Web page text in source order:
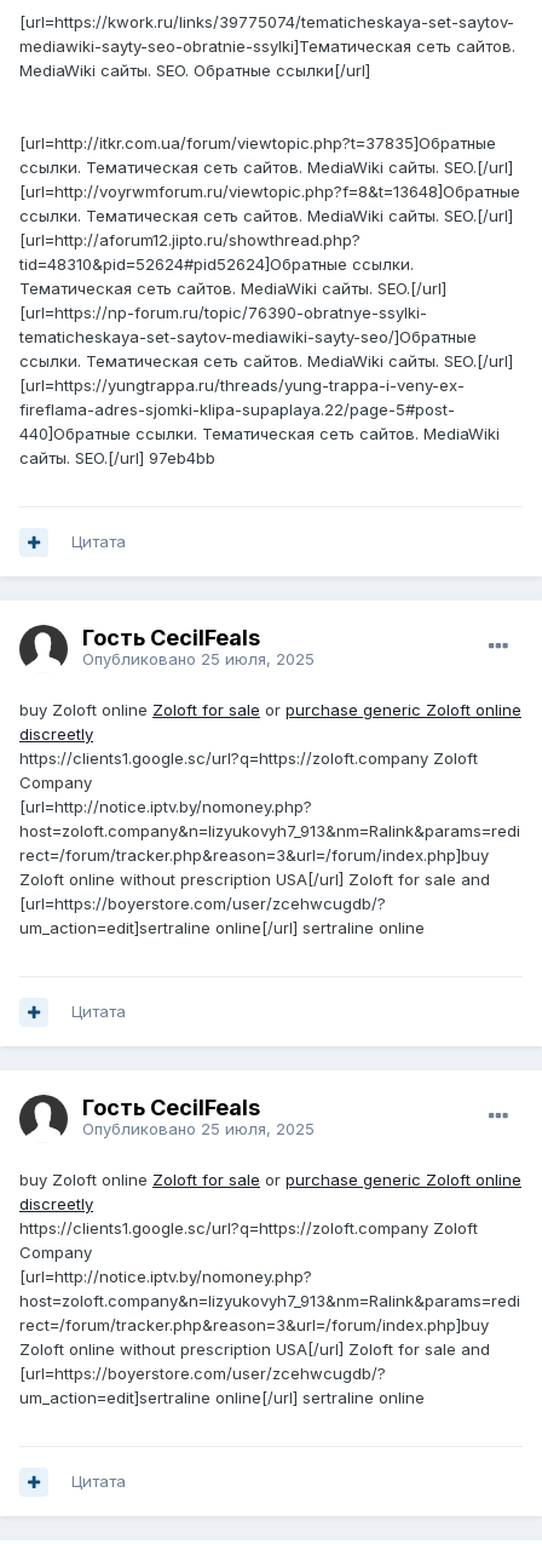
[url=https://kwork.ru/links/39775074/tematicheskaya-set-saytov-
mediawiki-sayty-seo-obratnie-ssylki]Тематическая сеть сайтов.
MediaWiki сайты. SEO. Обратные ссылки[/url]
[url=http://itkr.com.ua/forum/viewtopic.php?t=37835]Обратные
ссылки. Тематическая сеть сайтов. MediaWiki сайты. SEO.[/url]
[url=http://voyrwmforum.ru/viewtopic.php?f=8&t=13648]Обратные
ссылки. Тематическая сеть сайтов. MediaWiki сайты. SEO.[/url]
[url=http://aforum12.jipto.ru/showthread.php?
tid=48310&pid=52624#pid52624]Обратные ссылки.
Тематическая сеть сайтов. MediaWiki сайты. SEO.[/url]
[url=https://np-forum.ru/topic/76390-obratnye-ssylki-
tematicheskaya-set-saytov-mediawiki-sayty-seo/]Обратные
ссылки. Тематическая сеть сайтов. MediaWiki сайты. SEO.[/url]
[url=https://yungtrappa.ru/threads/yung-trappa-i-veny-ex-
fireflama-adres-sjomki-klipa-supaplaya.22/page-5#post-
440]Обратные ссылки. Тематическая сеть сайтов. MediaWiki
сайты. SEO.[/url] 97eb4bb
Цитата
Гость CecilFeals
Опубликовано 25 июля, 2025
buy Zoloft online Zoloft for sale or purchase generic Zoloft online
discreetly
https://clients1.google.sc/url?q=https://zoloft.company Zoloft
Company
[url=http://notice.iptv.by/nomoney.php?
host=zoloft.company&n=lizyukovyh7_913&nm=Ralink&params=redi
rect=/forum/tracker.php&reason=3&url=/forum/index.php]buy
Zoloft online without prescription USA[/url] Zoloft for sale and
[url=https://boyerstore.com/user/zcehwcugdb/?
um_action=edit]sertraline online[/url] sertraline online
Цитата
Гость CecilFeals
Опубликовано 25 июля, 2025
buy Zoloft online Zoloft for sale or purchase generic Zoloft online
discreetly
https://clients1.google.sc/url?q=https://zoloft.company Zoloft
Company
[url=http://notice.iptv.by/nomoney.php?
host=zoloft.company&n=lizyukovyh7_913&nm=Ralink&params=redi
rect=/forum/tracker.php&reason=3&url=/forum/index.php]buy
Zoloft online without prescription USA[/url] Zoloft for sale and
[url=https://boyerstore.com/user/zcehwcugdb/?
um_action=edit]sertraline online[/url] sertraline online
Цитата